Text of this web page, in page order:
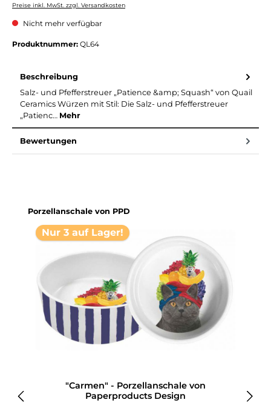
Preise inkl. MwSt. zzgl. Versandkosten
Nicht mehr verfügbar
Produktnummer: QL64
Beschreibung
Salz- und Pfefferstreuer „Patience &amp; Squash“ von Quail
Ceramics Würzen mit Stil: Die Salz- und Pfefferstreuer
„Patienc… Mehr
Bewertungen
Produktgalerie überspringen
Porzellanschale von PPD
Nur 3 auf Lager!
"Carmen" - Porzellanschale von
Paperproducts Design